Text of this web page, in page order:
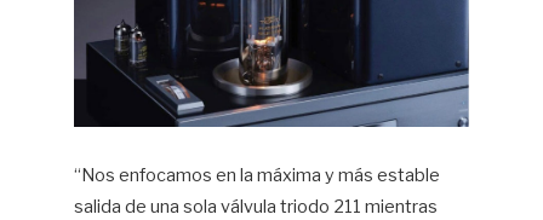
“Nos enfocamos en la máxima y más estable
salida de una sola válvula triodo 211 mientras